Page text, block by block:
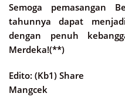
Semoga pemasangan
tahunnya dapat
dengan penuh
Merdeka!(**)
Edito: (Kb1) Share
Mangcek